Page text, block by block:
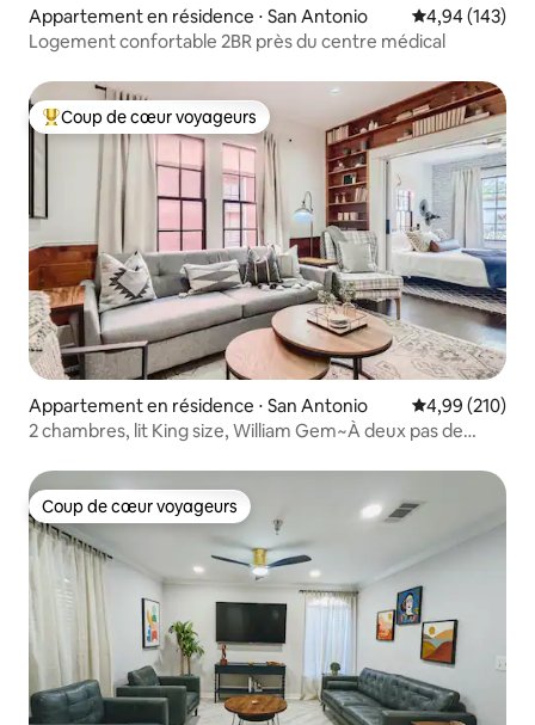
Appartement en résidence ⋅ San Antonio Évaluation
4,94 (143)
Logement confortable 2BR près du centre médical
Coups de cœur voyageurs les plus appréciés
Coup de cœur voyageurs
Appartement en résidence ⋅ San Antonio Évaluation
4,99 (210)
2 chambres, lit King size, William Gem~À deux pas de
Coup de cœur voyageurs
Coup de cœur voyageurs